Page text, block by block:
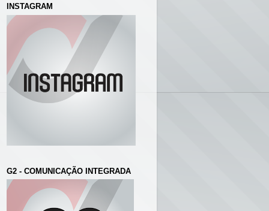
INSTAGRAM
G2 - COMUNICAÇÃO INTEGRADA